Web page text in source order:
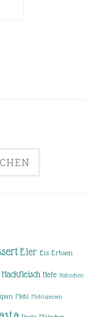
Eier Eis Erbsen
Hackfleisch Hefe Hähnchen
Mehl Mehlspeisen